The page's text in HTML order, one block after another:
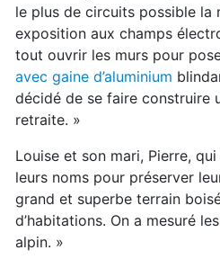
le plus de circuits possible la
exposition aux champs
tout ouvrir les murs pour
avec gaine d’aluminium
décidé de se faire construire
retraite. »
Louise et son mari, Pierre,
leurs noms pour préserver
grand et superbe terrain
d’habitations. On a mesuré
alpin. »